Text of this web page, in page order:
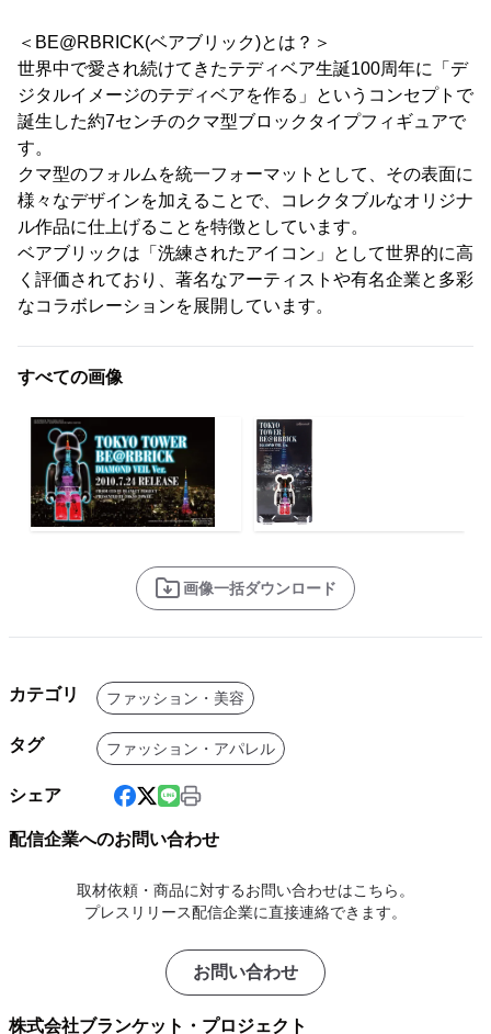
＜BE@RBRICK(ベアブリック)とは？＞
世界中で愛され続けてきたテディベア生誕100周年に「デ
ジタルイメージのテディベアを作る」というコンセプトで
誕生した約7センチのクマ型ブロックタイプフィギュアで
す。
クマ型のフォルムを統一フォーマットとして、その表面に
様々なデザインを加えることで、コレクタブルなオリジナ
ル作品に仕上げることを特徴としています。
ベアブリックは「洗練されたアイコン」として世界的に高
く評価されており、著名なアーティストや有名企業と多彩
なコラボレーションを展開しています。
すべての画像
画像一括ダウンロード
カテゴリ ファッション・美容
タグ ファッション・アパレル
シェア
配信企業へのお問い合わせ
取材依頼・商品に対するお問い合わせはこちら。
プレスリリース配信企業に直接連絡できます。
お問い合わせ
株式会社ブランケット・プロジェクト